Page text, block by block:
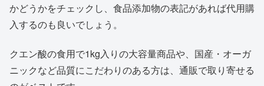
かどうかをチェックし、食品添加物の表記があれば代用購
入するのも良いでしょう。
クエン酸の食用で1kg入りの大容量商品や、国産・オーガ
ニックなど品質にこだわりのある方は、通販で取り寄せる